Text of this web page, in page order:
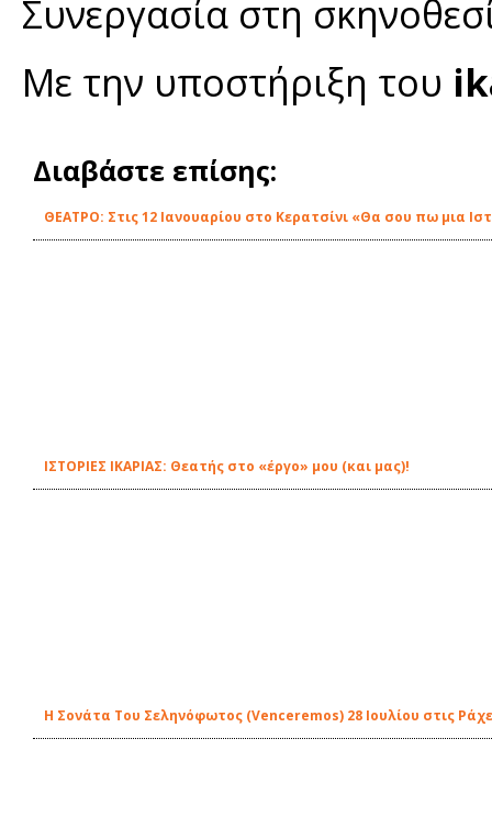
Συνεργασία στη
Με την υποστήριξη του
Διαβάστε επίσης:
ΘΕΑΤΡΟ: Στις 12 Ιανουαρίου στο Κερατσίνι «Θα σου πω μια
ΙΣΤΟΡΙΕΣ ΙΚΑΡΙΑΣ: Θεατής στο «έργο» μου (και μας)!
Η Σονάτα Του Σεληνόφωτος (Venceremos) 28 Ιουλίου στις